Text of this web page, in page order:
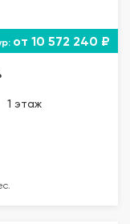
от 10 572 240 ₽
1 этаж